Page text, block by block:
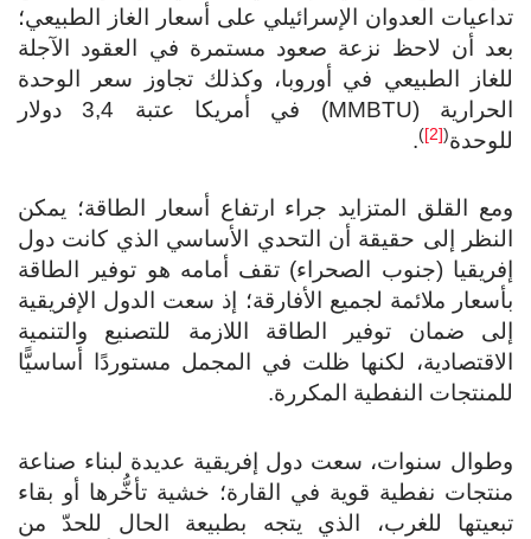
تداعيات العدوان الإسرائيلي على أسعار الغاز الطبيعي؛
بعد أن لاحظ نزعة صعود مستمرة في العقود الآجلة
للغاز الطبيعي في أوروبا، وكذلك تجاوز سعر الوحدة
الحرارية (MMBTU) في أمريكا عتبة 3,4 دولار
للوحدة (
[2]
)
.
ومع القلق المتزايد جراء ارتفاع أسعار الطاقة؛ يمكن
النظر إلى حقيقة أن التحدي الأساسي الذي كانت دول
إفريقيا (جنوب الصحراء) تقف أمامه هو توفير الطاقة
بأسعار ملائمة لجميع الأفارقة؛ إذ سعت الدول الإفريقية
إلى ضمان توفير الطاقة اللازمة للتصنيع والتنمية
الاقتصادية، لكنها ظلت في المجمل مستوردًا أساسيًّا
للمنتجات النفطية المكررة.
وطوال سنوات، سعت دول إفريقية عديدة لبناء صناعة
منتجات نفطية قوية في القارة؛ خشية تأخُّرها أو بقاء
تبعيتها للغرب، الذي يتجه بطبيعة الحال للحدّ من